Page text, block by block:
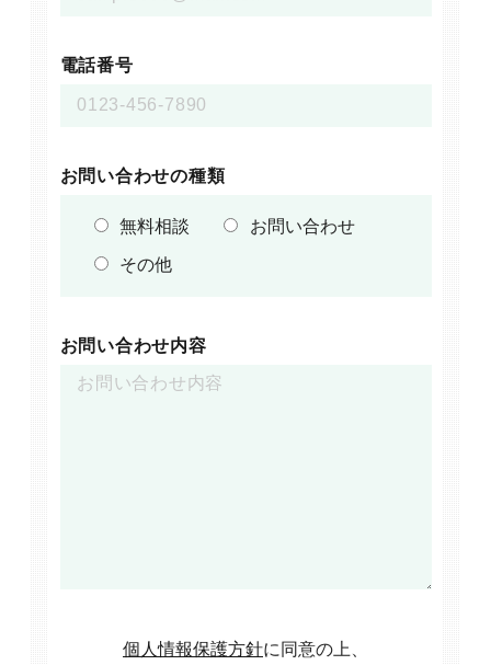
電話番号
お問い合わせの種類
無料相談
お問い合わせ
その他
お問い合わせ内容
個人情報保護方針に同意の上、